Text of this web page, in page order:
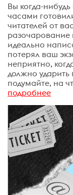
Вы когда-
часами
читателей от
разочарование
идеально
потерял ваш
неприятно,
должно
подумайте, на
подробнее